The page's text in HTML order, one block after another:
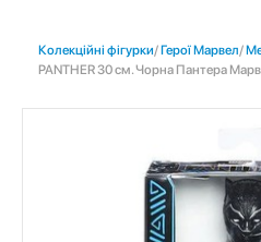
Колекційні фігурки/Герої Марвел/
PANTHER 30 см. Чорна Пантера